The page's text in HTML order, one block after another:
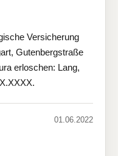
Versicherung
Gutenbergstraße
erloschen: Lang,
01.06.2022